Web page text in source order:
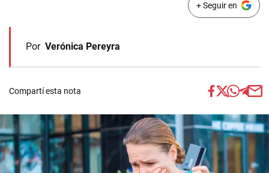
+ Seguir en
Por Verónica Pereyra
Compartí esta nota